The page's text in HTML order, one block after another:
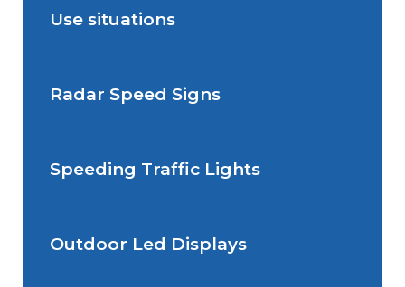
Use situations
Situations de signalisation
Situations de signalisation
Radar Speed Signs
Radar Speed Sign
Speeding Traffic Lights
Speeding Traffic Light
Outdoor Led Displays